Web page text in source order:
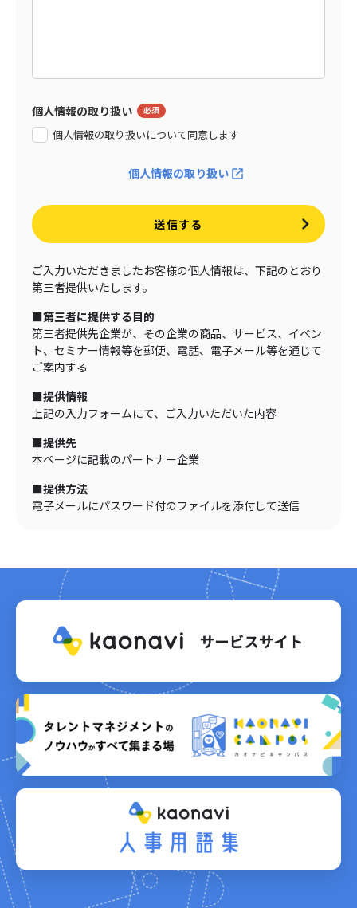
個人情報の取り扱い
個人情報の取り扱いについて同意します
個人情報の取り扱い
送信する
ご入力いただきましたお客様の個人情報は、下記のとおり
第三者提供いたします。
■第三者に提供する目的
第三者提供先企業が、その企業の商品、サービス、イベン
ト、セミナー情報等を郵便、電話、電子メール等を通じて
ご案内する
■提供情報
上記の入力フォームにて、ご入力いただいた内容
■提供先
本ページに記載のパートナー企業
■提供方法
電子メールにパスワード付のファイルを添付して送信